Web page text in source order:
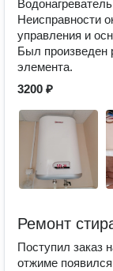
Неисправности
управления и
Был произведен
элемента.
3200 ₽
Ремонт
Поступил заказ
отжиме